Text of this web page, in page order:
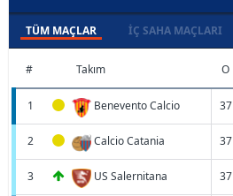
TÜM MAÇLAR İÇ SAHA MAÇLARI
# Takım O
1 Benevento Calcio 37
2 Calcio Catania 37
3 US Salernitana 37